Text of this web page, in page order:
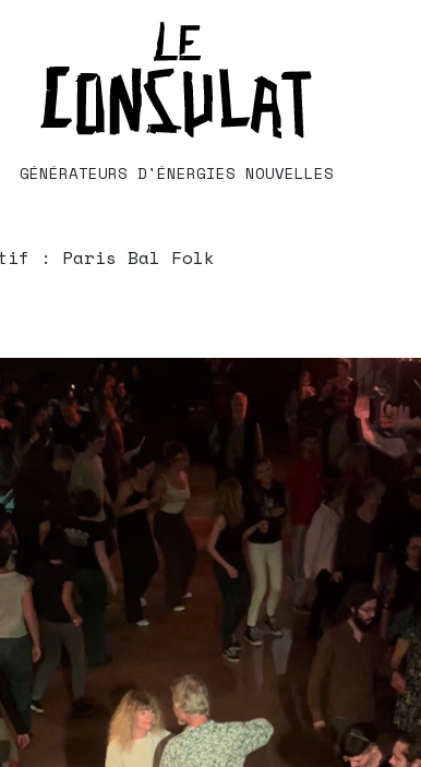
GÉNÉRATEURS D'ÉNERGIES NOUVELLES
: Paris Bal Folk